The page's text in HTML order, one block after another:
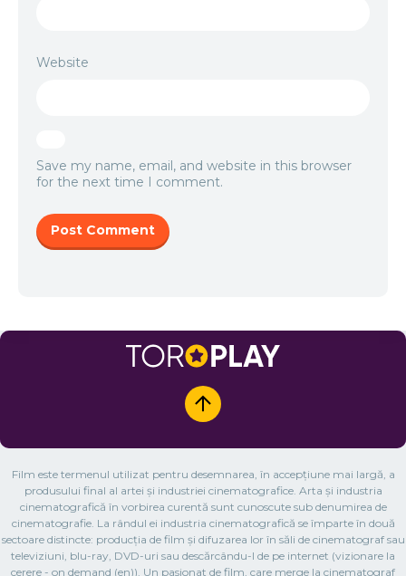
Website
Save my name, email, and website in this browser
for the next time I comment.
Film este termenul utilizat pentru desemnarea, în accepțiune mai largă, a
produsului final al artei și industriei cinematografice. Arta și industria
cinematografică în vorbirea curentă sunt cunoscute sub denumirea de
cinematografie. La rândul ei industria cinematografică se împarte în două
sectoare distincte: producția de film și difuzarea lor în săli de cinematograf sau
televiziuni, blu-ray, DVD-uri sau descărcându-l de pe internet (vizionare la
cerere - on demand (en)). Un pasionat de film, care merge la cinematograf